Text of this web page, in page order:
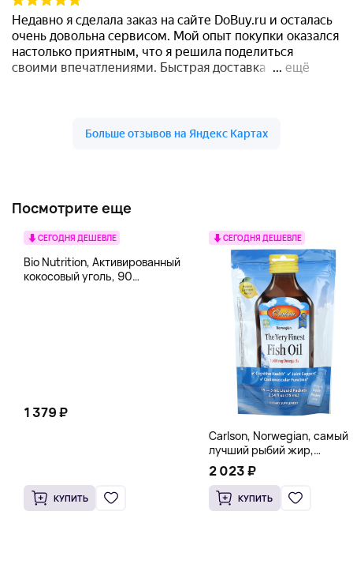
Посмотрите еще
СЕГОДНЯ ДЕШЕВЛЕ
Bio Nutrition, Активированный
кокосовый уголь, 90
1 379 ₽
КУПИТЬ
СЕГОДНЯ ДЕШЕВЛЕ
Carlson, Norwegian, самый
лучший рыбий жир,
натуральный лимон, 15
пакетиков (5 мл) каждый
2 023 ₽
КУПИТЬ